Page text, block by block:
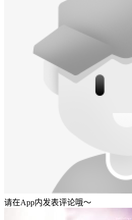
请在App内发表评论哦～